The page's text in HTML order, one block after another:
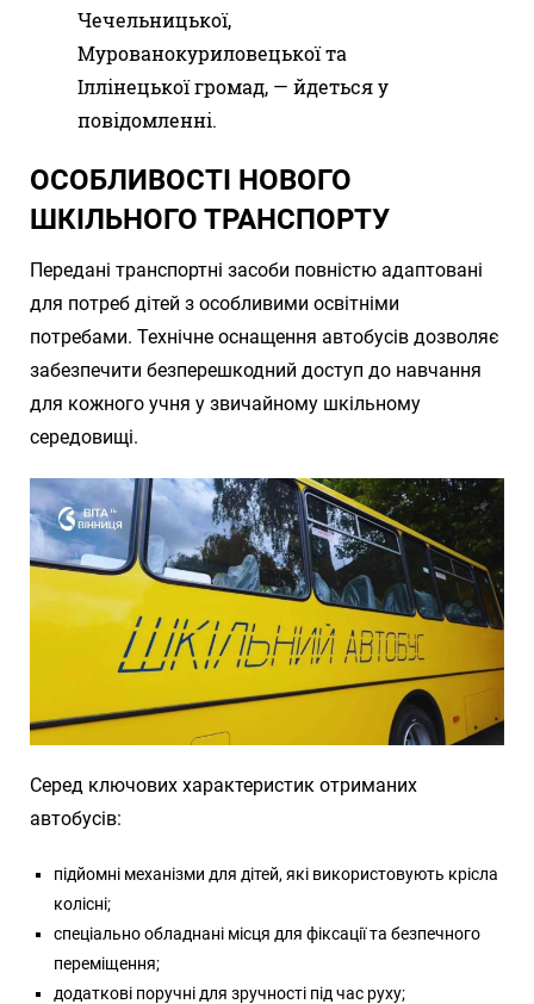
Чечельницької,
Мурованокуриловецької та
Іллінецької громад, — йдеться у
повідомленні.
ОСОБЛИВОСТІ НОВОГО
ШКІЛЬНОГО ТРАНСПОРТУ
Передані транспортні засоби повністю адаптовані
для потреб дітей з особливими освітніми
потребами. Технічне оснащення автобусів дозволяє
забезпечити безперешкодний доступ до навчання
для кожного учня у звичайному шкільному
середовищі.
Серед ключових характеристик отриманих
автобусів:
підйомні механізми для дітей, які використовують крісла
колісні;
спеціально обладнані місця для фіксації та безпечного
переміщення;
додаткові поручні для зручності під час руху;